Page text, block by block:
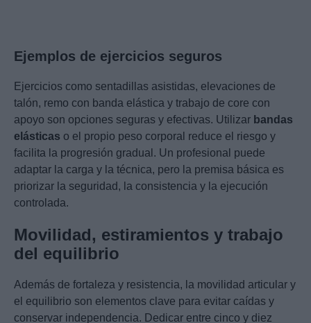
Ejemplos de ejercicios seguros
Ejercicios como sentadillas asistidas, elevaciones de
talón, remo con banda elástica y trabajo de core con
apoyo son opciones seguras y efectivas. Utilizar bandas
elásticas o el propio peso corporal reduce el riesgo y
facilita la progresión gradual. Un profesional puede
adaptar la carga y la técnica, pero la premisa básica es
priorizar la seguridad, la consistencia y la ejecución
controlada.
Movilidad, estiramientos y trabajo
del equilibrio
Además de fortaleza y resistencia, la movilidad articular y
el equilibrio son elementos clave para evitar caídas y
conservar independencia. Dedicar entre cinco y diez